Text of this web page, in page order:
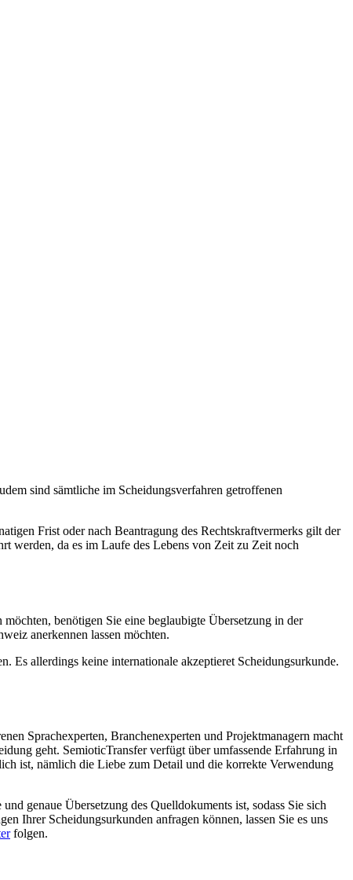
Ihrer Scheidungsurkunde an.
Ihrer Scheidungsurkunde wird benötigt, wenn die
was tatsächlich erforderlich ist. Mit unseren Erfahrungen
sind sämtliche im Scheidungsverfahren getroffenen
Frist oder nach Beantragung des Rechtskraftvermerks gilt der
werden, da es im Laufe des Lebens von Zeit zu Zeit noch
benötigen Sie eine beglaubigte Übersetzung in der
anerkennen lassen möchten.
Es allerdings keine internationale akzeptieret Scheidungsurkunde.
Sprachexperten, Branchenexperten und Projektmanagern macht
geht. SemioticTransfer verfügt über umfassende Erfahrung in
ist, nämlich die Liebe zum Detail und die korrekte Verwendung
genaue Übersetzung des Quelldokuments ist, sodass Sie sich
Ihrer Scheidungsurkunden anfragen können, lassen Sie es uns
folgen.